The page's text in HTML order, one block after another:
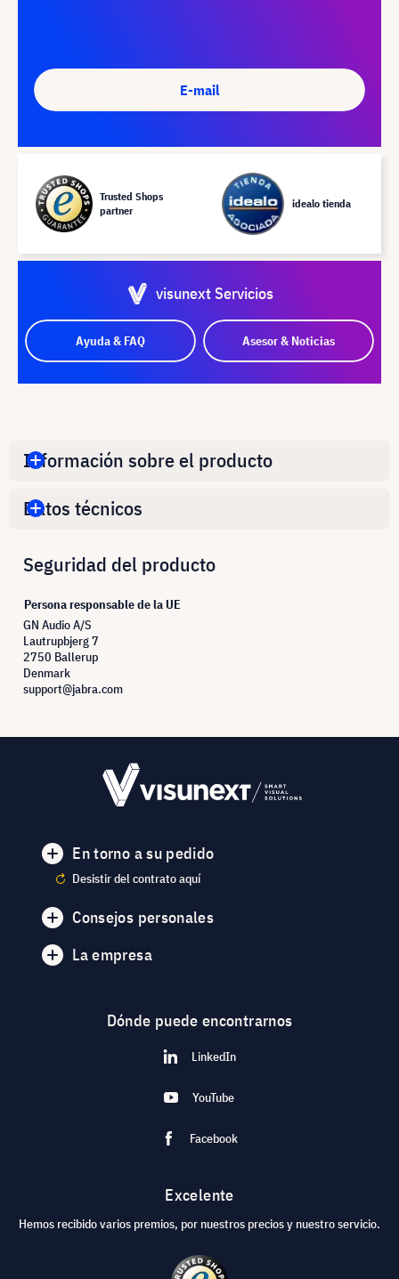
E-mail
Trusted Shops
partner
idealo tienda
visunext Servicios
Ayuda & FAQ Asesor & Noticias
Información sobre el producto
Datos técnicos
Seguridad del producto
Persona responsable de la UE
GN Audio A/S
Lautrupbjerg 7
2750 Ballerup
Denmark
support@jabra.com
En torno a su pedido
Desistir del contrato aquí
Consejos personales
La empresa
Dónde puede encontrarnos
LinkedIn
YouTube
Facebook
Excelente
Hemos recibido varios premios, por nuestros precios y nuestro servicio.